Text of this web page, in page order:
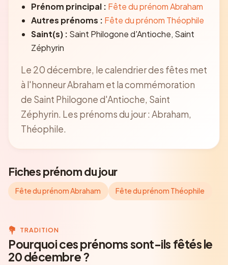
Prénom principal : Fête du prénom Abraham
Autres prénoms : Fête du prénom Théophile
Saint(s) : Saint Philogone d'Antioche, Saint
Zéphyrin
Le 20 décembre, le calendrier des fêtes met
à l'honneur Abraham et la commémoration
de Saint Philogone d'Antioche, Saint
Zéphyrin. Les prénoms du jour : Abraham,
Théophile.
Fiches prénom du jour
Fête du prénom Abraham Fête du prénom Théophile
💐 TRADITION
Pourquoi ces prénoms sont-ils fêtés le
20 décembre ?